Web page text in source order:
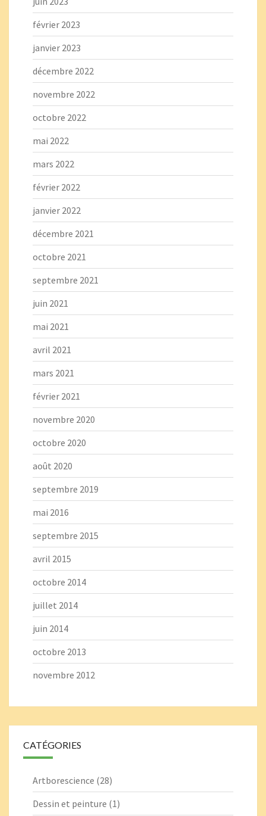
février 2023
janvier 2023
décembre 2022
novembre 2022
octobre 2022
mai 2022
mars 2022
février 2022
janvier 2022
décembre 2021
octobre 2021
septembre 2021
juin 2021
mai 2021
avril 2021
mars 2021
février 2021
novembre 2020
octobre 2020
août 2020
septembre 2019
mai 2016
septembre 2015
avril 2015
octobre 2014
juillet 2014
juin 2014
octobre 2013
novembre 2012
CATÉGORIES
Artborescience (28)
Dessin et peinture (1)